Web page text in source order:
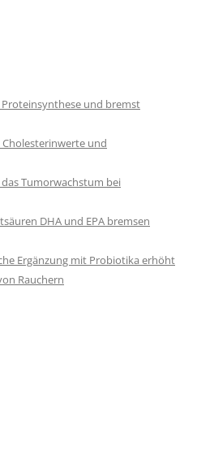
und bremst
und
Tumorwachstum bei
DHA und EPA bremsen
Ergänzung mit Probiotika erhöht
Rauchern